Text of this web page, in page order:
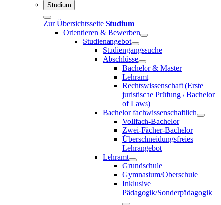
Studium
Zur Übersichtsseite Studium
Orientieren & Bewerben
Studienangebot
Studiengangssuche
Abschlüsse
Bachelor & Master
Lehramt
Rechtswissenschaft (Erste
juristische Prüfung / Bachelor
of Laws)
Bachelor fachwissenschaftlich
Vollfach-Bachelor
Zwei-Fächer-Bachelor
Überschneidungsfreies
Lehrangebot
Lehramt
Grundschule
Gymnasium/Oberschule
Inklusive
Pädagogik/Sonderpädagogik